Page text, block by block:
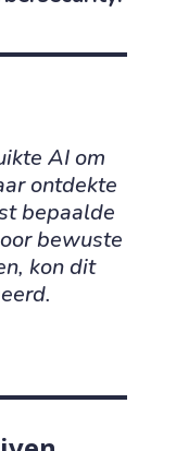
AI om
ontdekte
bepaalde
bewuste
kon dit